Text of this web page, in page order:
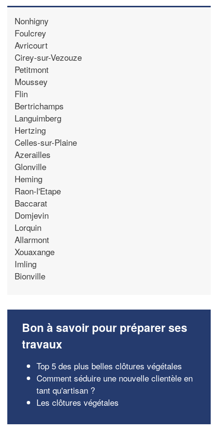
Nonhigny
Foulcrey
Avricourt
Cirey-sur-Vezouze
Petitmont
Moussey
Flin
Bertrichamps
Languimberg
Hertzing
Celles-sur-Plaine
Azerailles
Glonville
Heming
Raon-l'Etape
Baccarat
Domjevin
Lorquin
Allarmont
Xouaxange
Imling
Bionville
Bon à savoir pour préparer ses
travaux
Top 5 des plus belles clôtures végétales
Comment séduire une nouvelle clientèle en
tant qu'artisan ?
Les clôtures végétales